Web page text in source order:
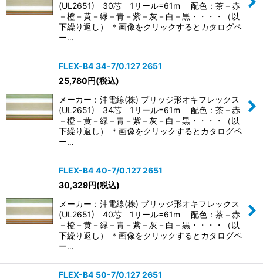
(UL2651) 30芯 1リール=61m 配色：茶－赤
－橙－黄－緑－青－紫－灰－白－黒・・・・（以
下繰り返し） ＊画像をクリックするとカタログペ
ー…
FLEX-B4 34-7/0.127 2651
25,780円(税込)
メーカー：沖電線(株) ブリッジ形オキフレックス
(UL2651) 34芯 1リール=61m 配色：茶－赤
－橙－黄－緑－青－紫－灰－白－黒・・・・（以
下繰り返し） ＊画像をクリックするとカタログペ
ー…
FLEX-B4 40-7/0.127 2651
30,329円(税込)
メーカー：沖電線(株) ブリッジ形オキフレックス
(UL2651) 40芯 1リール=61m 配色：茶－赤
－橙－黄－緑－青－紫－灰－白－黒・・・・（以
下繰り返し） ＊画像をクリックするとカタログペ
ー…
FLEX-B4 50-7/0.127 2651